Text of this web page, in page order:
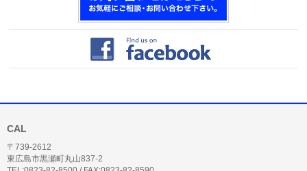
CAL
〒739-2612
東広島市黒瀬町丸山837-2